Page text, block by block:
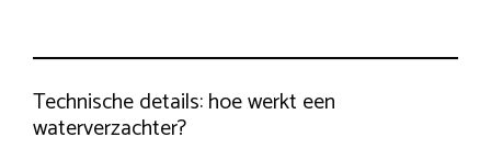
Technische details: hoe werkt een
waterverzachter?